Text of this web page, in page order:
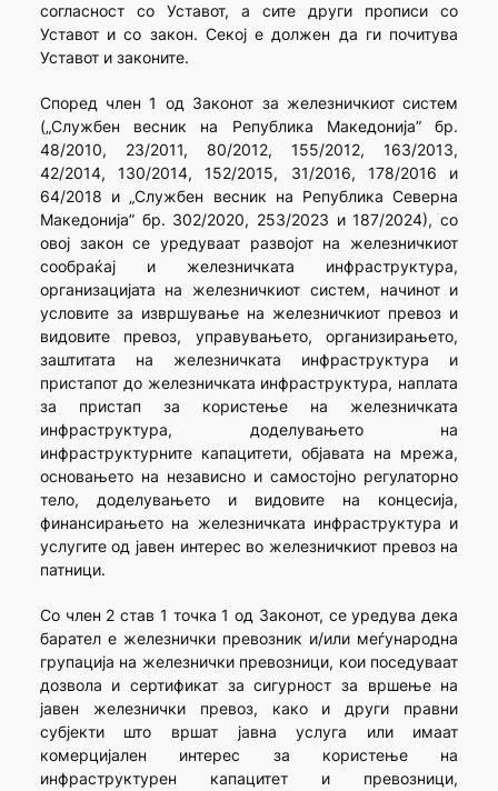
согласност со Уставот, а сите други прописи со
Уставот и со закон. Секој е должен да ги почитува
Уставот и законите.
Според член 1 од Законот за железничкиот систем
(„Службен весник на Република Македонија” бр.
48/2010, 23/2011, 80/2012, 155/2012, 163/2013,
42/2014, 130/2014, 152/2015, 31/2016, 178/2016 и
64/2018 и „Службен весник на Република Северна
Македонија” бр. 302/2020, 253/2023 и 187/2024), со
овој закон се уредуваат развојот на железничкиот
сообраќај и железничката инфраструктура,
организацијата на железничкиот систем, начинот и
условите за извршување на железничкиот превоз и
видовите превоз, управувањето, организирањето,
заштитата на железничката инфраструктура и
пристапот до железничката инфраструктура, наплата
за пристап за користење на железничката
инфраструктура, доделувањето на
инфраструктурните капацитети, објавата на мрежа,
основањето на независно и самостојно регулаторно
тело, доделувањето и видовите на концесија,
финансирањето на железничката инфраструктура и
услугите од јавен интерес во железничкиот превоз на
патници.
Со член 2 став 1 точка 1 од Законот, се уредува дека
барател е железнички превозник и/или меѓународна
групација на железнички превозници, кои поседуваат
дозвола и сертификат за сигурност за вршење на
јавен железнички превоз, како и други правни
субјекти што вршат јавна услуга или имаат
комерцијален интерес за користење на
инфраструктурен капацитет и превозници,